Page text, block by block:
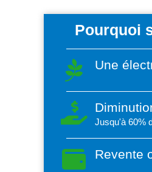
Pourquoi
Une
Jusqu'à 60%
Revente